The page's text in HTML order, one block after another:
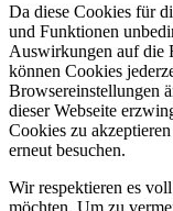
Da diese Cookies für
und Funktionen
Auswirkungen auf die
können Cookies
Browsereinstellungen
dieser Webseite
Cookies zu
erneut besuchen.
Wir respektieren es
möchten. Um zu